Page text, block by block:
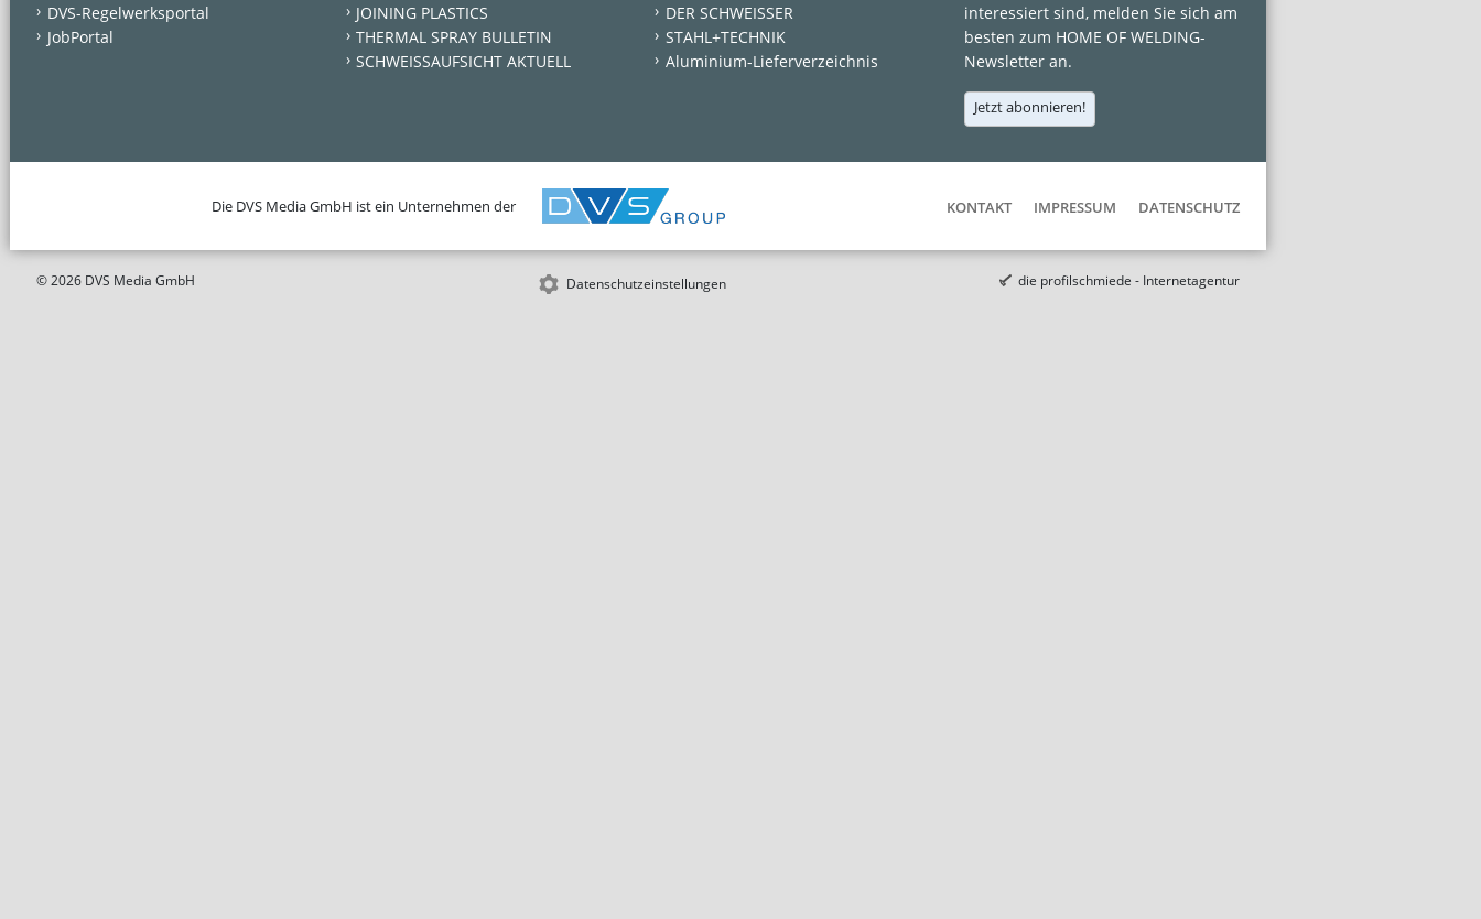
DVS-Regelwerksportal
JobPortal
JOINING PLASTICS
THERMAL SPRAY BULLETIN
SCHWEISSAUFSICHT AKTUELL
DER SCHWEISSER
STAHL+TECHNIK
Aluminium-Lieferverzeichnis
interessiert sind, melden Sie sich am
besten zum HOME OF WELDING-
Newsletter an.
Jetzt abonnieren!
Die DVS Media GmbH ist ein Unternehmen der KONTAKT IMPRESSUM DATENSCHUTZ
© 2026 DVS Media GmbH Datenschutzeinstellungen die profilschmiede - Internetagentur